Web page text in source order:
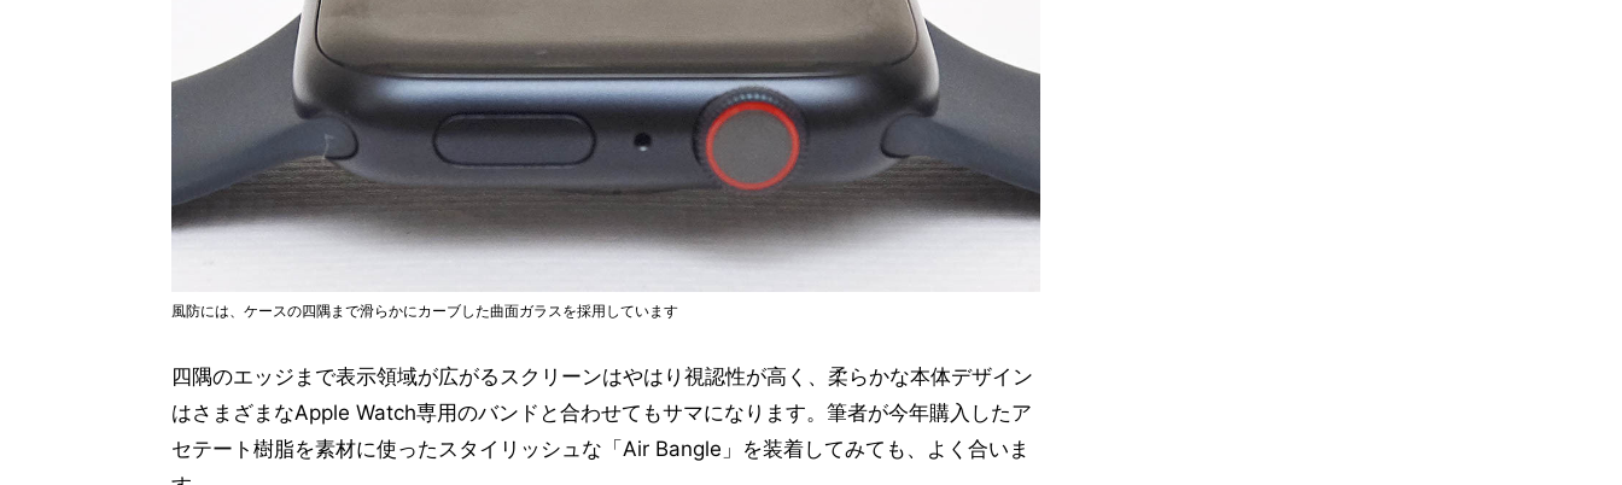
風防には、ケースの四隅まで滑らかにカーブした曲面ガラスを採用しています
四隅のエッジまで表示領域が広がるスクリーンはやはり視認性が高く、柔らかな本体デザイン
はさまざまなApple Watch専用のバンドと合わせてもサマになります。筆者が今年購入したア
セテート樹脂を素材に使ったスタイリッシュな「Air Bangle」を装着してみても、よく合いま